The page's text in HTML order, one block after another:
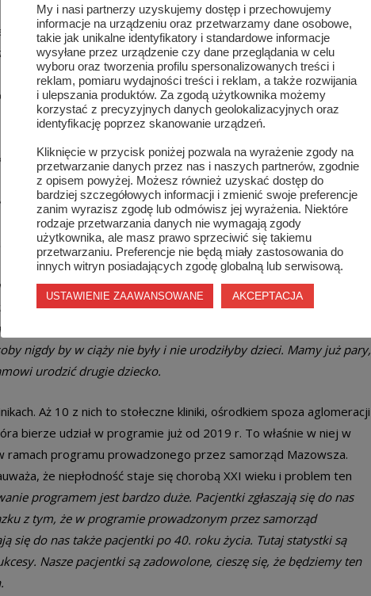
Warszawa);
Warszawy;
z Warszawy;
Piotr Lewandowski spółka jawna z Warszawy;
Warszawskiego Uniwersytetu Medycznego Sp. z o.o.
będą go kontynuować aż do 2025 r. jest Centrum Zdrowia
med. Grzegorz Południewski, prezes kliniki podkreśla, że dla wielu
kontakt z profesjonalną kliniką zajmującą się leczeniem
stopniu ograniczony, a udział w tym programie umożliwia tym
bardzo efektywnego i dającego szansę na posiadanie dzieci.
nigdy by w ciąży nie były i nie urodziłyby dzieci. Mamy już pary,
urodzić drugie dziecko.
Aż 10 z nich to stołeczne kliniki, ośrodkiem spoza aglomeracji
bierze udział w programie już od 2019 r. To właśnie w niej w
ramach programu prowadzonego przez samorząd Mazowsza.
że niepłodność staje się chorobą XXI wieku i problem ten
programem jest bardzo duże. Pacjentki zgłaszają się do nas
z tym, że w programie prowadzonym przez samorząd
się do nas także pacjentki po 40. roku życia. Tutaj statystki są
Nasze pacjentki są zadowolone, cieszę się, że będziemy ten
My i nasi partnerzy uzyskujemy dostęp i przechowujemy
informacje na urządzeniu oraz przetwarzamy dane osobowe,
takie jak unikalne identyfikatory i standardowe informacje
wysyłane przez urządzenie czy dane przeglądania w celu
wyboru oraz tworzenia profilu spersonalizowanych treści i
reklam, pomiaru wydajności treści i reklam, a także rozwijania
i ulepszania produktów. Za zgodą użytkownika możemy
korzystać z precyzyjnych danych geolokalizacyjnych oraz
identyfikację poprzez skanowanie urządzeń.
Kliknięcie w przycisk poniżej pozwala na wyrażenie zgody na
przetwarzanie danych przez nas i naszych partnerów, zgodnie
z opisem powyżej. Możesz również uzyskać dostęp do
bardziej szczegółowych informacji i zmienić swoje preferencje
zanim wyrazisz zgodę lub odmówisz jej wyrażenia. Niektóre
rodzaje przetwarzania danych nie wymagają zgody
użytkownika, ale masz prawo sprzeciwić się takiemu
przetwarzaniu. Preferencje nie będą miały zastosowania do
innych witryn posiadających zgodę globalną lub serwisową.
USTAWIENIE ZAAWANSOWANE AKCEPTACJA